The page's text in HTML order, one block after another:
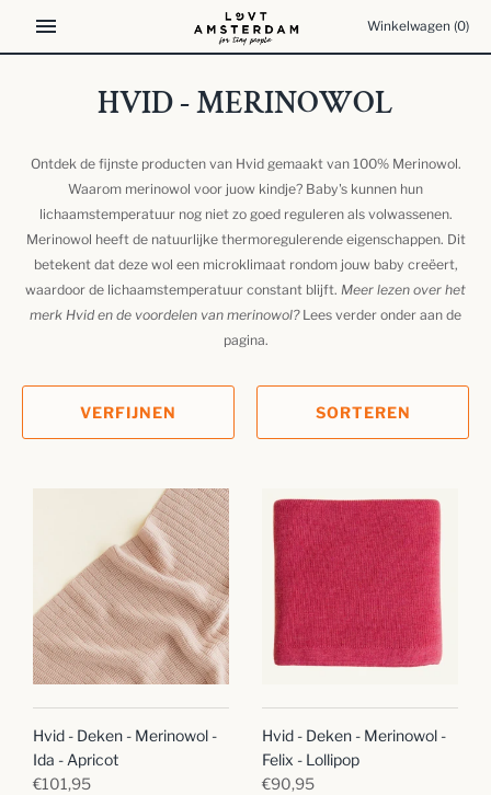
de
Winkelwagen (0)
HVID - MERINOWOL
Ontdek de fijnste producten van Hvid gemaakt van 100% Merinowol.
Waarom merinowol voor juow kindje? Baby's kunnen hun
lichaamstemperatuur nog niet zo goed reguleren als volwassenen.
Merinowol heeft de natuurlijke thermoregulerende eigenschappen. Dit
betekent dat deze wol een microklimaat rondom jouw baby creëert,
waardoor de lichaamstemperatuur constant blijft. Meer lezen over het
merk Hvid en de voordelen van merinowol?Lees verder onder aan de
pagina.
VERFIJNEN SORTEREN
Hvid - Deken - Merinowol -
Ida - Apricot
€101,95
Hvid - Deken - Merinowol -
Felix - Lollipop
€90,95